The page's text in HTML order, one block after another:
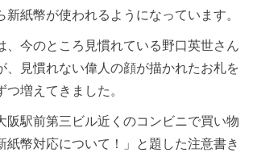
新紙幣が使われるようになっています。
、今のところ見慣れている野口英世さん
、見慣れない偉人の顔が描かれたお札を
増えてきました。
阪駅前第三ビル近くのコンビニで買い物
紙幣対応について！」と題した注意書き